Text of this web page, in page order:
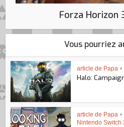
Forza Horizon
Vous pourriez
article de Papa •
Halo:
article de Papa •
Nintendo Switch